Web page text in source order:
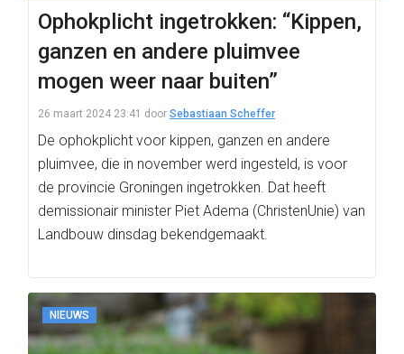
Ophokplicht ingetrokken: “Kippen,
ganzen en andere pluimvee
mogen weer naar buiten”
26 maart 2024 23:41 door Sebastiaan Scheffer
De ophokplicht voor kippen, ganzen en andere
pluimvee, die in november werd ingesteld, is voor
de provincie Groningen ingetrokken. Dat heeft
demissionair minister Piet Adema (ChristenUnie) van
Landbouw dinsdag bekendgemaakt.
NIEUWS